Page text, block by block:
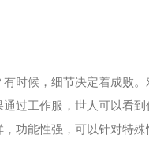
时候，细节决定着成败
过工作服，世人可以看
功能性强，可以针对特殊